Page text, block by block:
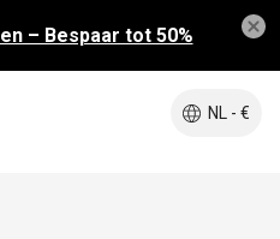
– Bespaar tot 50%
NL - €